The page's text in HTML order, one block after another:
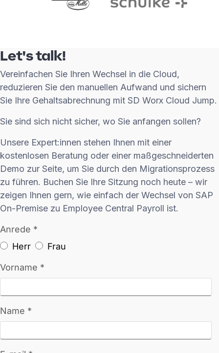
Let's talk!
Vereinfachen Sie Ihren Wechsel in die Cloud,
reduzieren Sie den manuellen Aufwand und sichern
Sie Ihre Gehaltsabrechnung mit SD Worx Cloud Jump.
Sie sind sich nicht sicher, wo Sie anfangen sollen?
Unsere Expert:innen stehen Ihnen mit einer
kostenlosen Beratung oder einer maßgeschneiderten
Demo zur Seite, um Sie durch den Migrationsprozess
zu führen. Buchen Sie Ihre Sitzung noch heute – wir
zeigen Ihnen gern, wie einfach der Wechsel von SAP
On-Premise zu Employee Central Payroll ist.